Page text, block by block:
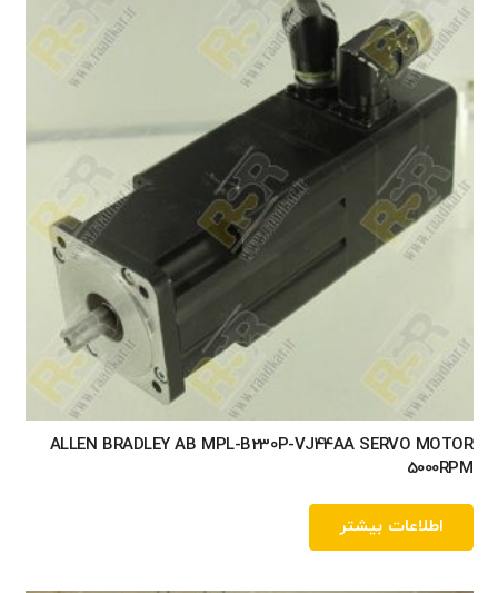
ALLEN BRADLEY AB MPL-B230P-VJ44AA SERVO MOTOR
5000RPM
اطلاعات بیشتر